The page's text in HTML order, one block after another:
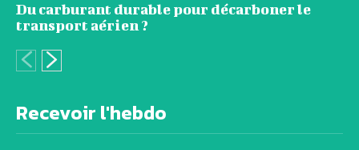
Du carburant durable pour décarboner le
transport aérien ?
Recevoir l'hebdo